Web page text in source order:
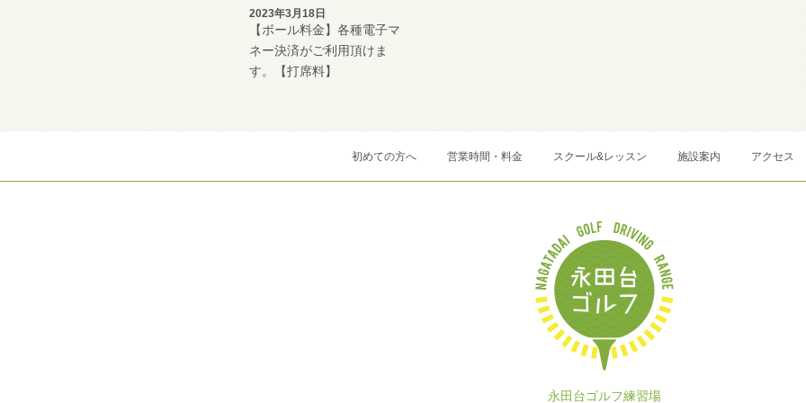
2023年3月18日
【ボール料金】各種電子マ
ネー決済がご利用頂けま
す。【打席料】
初めての方へ 営業時間・料金 スクール&レッスン 施設案内 アクセス
永田台ゴルフ練習場